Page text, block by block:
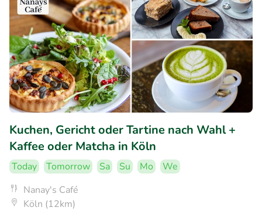
Kuchen, Gericht oder Tartine nach Wahl +
Kaffee oder Matcha in Köln
Today Tomorrow Sa Su Mo
We
Nanay's Café
Köln (12km)